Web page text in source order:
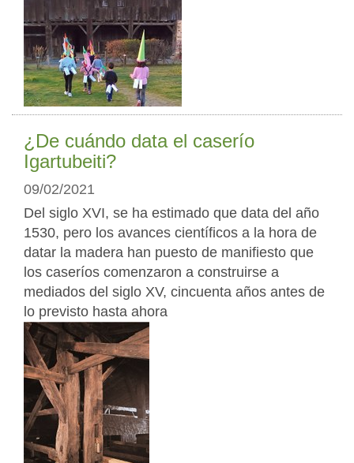
¿De cuándo data el caserío
Igartubeiti?
09/02/2021
Del siglo XVI, se ha estimado que data del año
1530, pero los avances científicos a la hora de
datar la madera han puesto de manifiesto que
los caseríos comenzaron a construirse a
mediados del siglo XV, cincuenta años antes de
lo previsto hasta ahora